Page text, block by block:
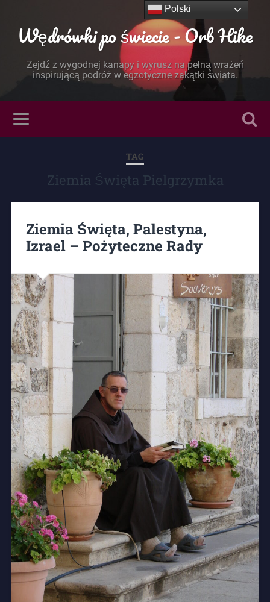
Wędrówki po świecie - Orb Hike
Zejdź z wygodnej kanapy i wyrusz na pełną wrażeń
inspirującą podróż w egzotyczne zakątki świata.
TAG
Ziemia Święta Pielgrzymka
Ziemia Święta, Palestyna,
Izrael – Pożyteczne Rady
Polski